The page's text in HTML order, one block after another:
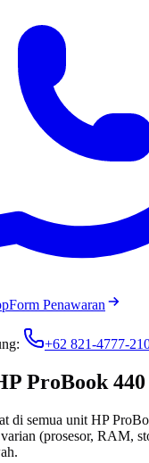
Form Penawaran
+62 821-4777-
ProBook
di semua unit HP
(prosesor, RAM,